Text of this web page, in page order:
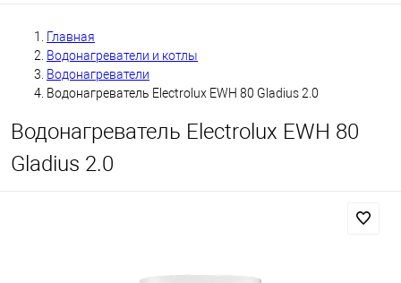
Главная
Водонагреватели и котлы
Водонагреватели
Водонагреватель Electrolux EWH 80 Gladius 2.0
Водонагреватель Electrolux EWH 80
Gladius 2.0